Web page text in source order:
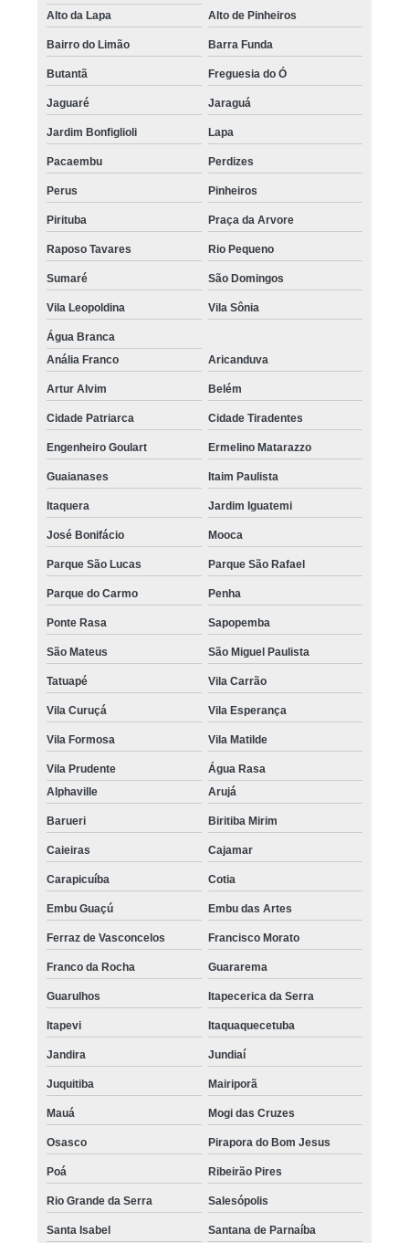
Alto da Lapa
Alto de Pinheiros
Bairro do Limão Barra Funda
Butantã Freguesia do Ó
Jaguaré Jaraguá
Jardim Bonfiglioli Lapa
Pacaembu Perdizes
Perus Pinheiros
Pirituba Praça da Arvore
Raposo Tavares Rio Pequeno
Sumaré São Domingos
Vila Leopoldina Vila Sônia
Água Branca
Anália Franco
Aricanduva
Artur Alvim Belém
Cidade Patriarca Cidade Tiradentes
Engenheiro Goulart Ermelino Matarazzo
Guaianases Itaim Paulista
Itaquera Jardim Iguatemi
José Bonifácio Mooca
Parque São Lucas Parque São Rafael
Parque do Carmo Penha
Ponte Rasa Sapopemba
São Mateus São Miguel Paulista
Tatuapé Vila Carrão
Vila Curuçá Vila Esperança
Vila Formosa Vila Matilde
Vila Prudente
Água Rasa
Alphaville
Arujá
Barueri Biritiba Mirim
Caieiras Cajamar
Carapicuíba Cotia
Embu Guaçú Embu das Artes
Ferraz de Vasconcelos Francisco Morato
Franco da Rocha Guararema
Guarulhos Itapecerica da Serra
Itapevi Itaquaquecetuba
Jandira Jundiaí
Juquitiba Mairiporã
Mauá Mogi das Cruzes
Osasco Pirapora do Bom Jesus
Poá Ribeirão Pires
Rio Grande da Serra Salesópolis
Santa Isabel Santana de Parnaíba